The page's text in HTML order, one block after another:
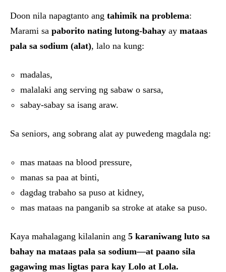
Doon nila napagtanto ang tahimik na problema:
Marami sa paborito nating lutong-bahay ay mataas
pala sa sodium (alat), lalo na kung:
madalas,
malalaki ang serving ng sabaw o sarsa,
sabay-sabay sa isang araw.
Sa seniors, ang sobrang alat ay puwedeng magdala ng:
mas mataas na blood pressure,
manas sa paa at binti,
dagdag trabaho sa puso at kidney,
mas mataas na panganib sa stroke at atake sa puso.
Kaya mahalagang kilalanin ang 5 karaniwang luto sa
bahay na mataas pala sa sodium—at paano sila
gagawing mas ligtas para kay Lolo at Lola.